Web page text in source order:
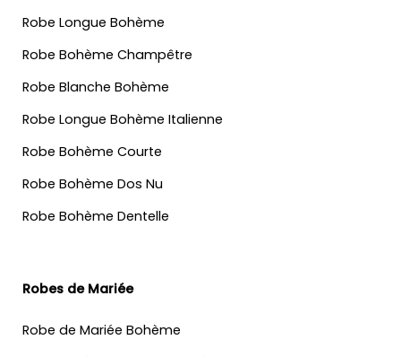
Robe Longue Bohème
Robe Bohème Champêtre
Robe Blanche Bohème
Robe Longue Bohème Italienne
Robe Bohème Courte
Robe Bohème Dos Nu
Robe Bohème Dentelle
Robes de Mariée
Robe de Mariée Bohème